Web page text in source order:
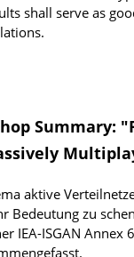
shall serve as
aktive
Bedeutung zu
IEA-ISGAN Annex